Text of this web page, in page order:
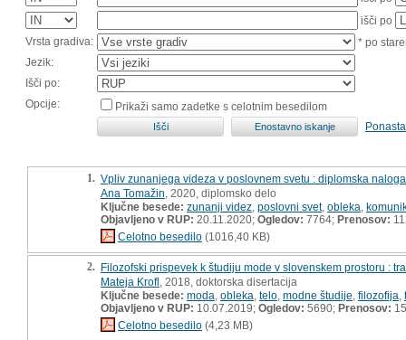
išči po
Vrsta gradiva:
* po
Jezik:
Išči po:
Opcije:
Prikaži samo zadetke s celotnim besedilom
1. Vpliv zunanjega videza v poslovnem svetu : diplomska naloga
Ana Tomažin , 2020, diplomsko delo
Ključne besede: zunanji videz poslovni svet, obleka
Objavljeno v RUP: 20.11.2020; Ogledov: 7764; Prenosov:
Celotno besedilo (1016,40 KB)
2. Filozofski prispevek k študiju mode v slovenskem prostoru :
Mateja Krofl , 2018, doktorska disertacija
Ključne besede: moda obleka telo modne študije filozofija
Objavljeno v RUP: 10.07.2019; Ogledov: 5690; Prenosov:
Celotno besedilo (4,23 MB)